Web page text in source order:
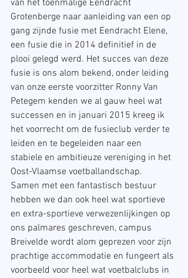
van het toenmalige Eendracht
Grotenberge naar aanleiding van een op
gang zijnde fusie met Eendracht Elene,
een fusie die in 2014 definitief in de
plooi gelegd werd. Het succes van deze
fusie is ons alom bekend, onder leiding
van onze eerste voorzitter Ronny Van
Petegem kenden we al gauw heel wat
successen en in januari 2015 kreeg ik
het voorrecht om de fusieclub verder te
leiden en te begeleiden naar een
stabiele en ambitieuze vereniging in het
Oost-Vlaamse voetballandschap.
Samen met een fantastisch bestuur
hebben we dan ook heel wat sportieve
en extra-sportieve verwezenlijkingen op
ons palmares geschreven, campus
Breivelde wordt alom geprezen voor zijn
prachtige accommodatie en fungeert als
voorbeeld voor heel wat voetbalclubs in